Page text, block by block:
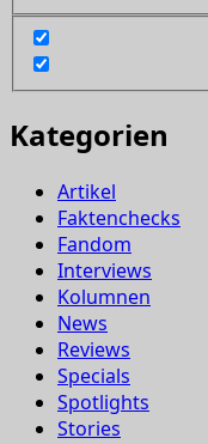
Kategorien
Artikel
Faktenchecks
Fandom
Interviews
Kolumnen
News
Reviews
Specials
Spotlights
Stories